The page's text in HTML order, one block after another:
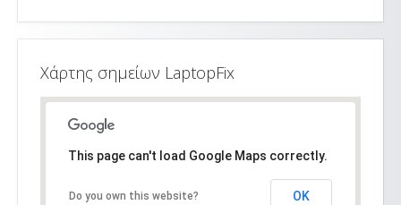
Χάρτης σημείων LaptopFix
This page can't load Google Maps correctly.
Do you own this website? OK